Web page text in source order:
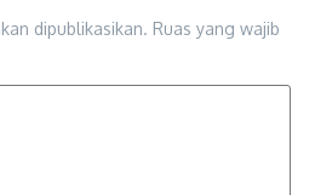
dipublikasikan. Ruas yang wajib